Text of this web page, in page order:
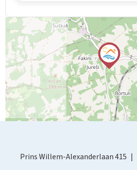
Prins Willem-Alexanderlaan 415